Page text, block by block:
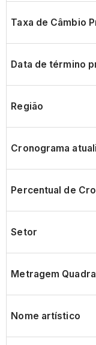
Taxa de Câmbio
Data de término
Região
Cronograma
Percentual de
Setor
Metragem
Nome artístico